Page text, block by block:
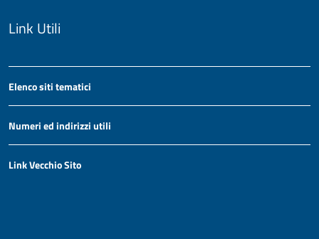
Link Utili
Elenco siti tematici
Numeri ed indirizzi utili
Link Vecchio Sito